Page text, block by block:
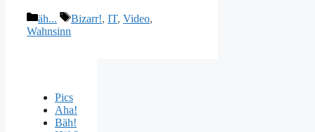
Kategorien
äh... Schlagwörter
Bizarr!, IT, Video,
Wahnsinn
Pics
Aha!
Bäh!